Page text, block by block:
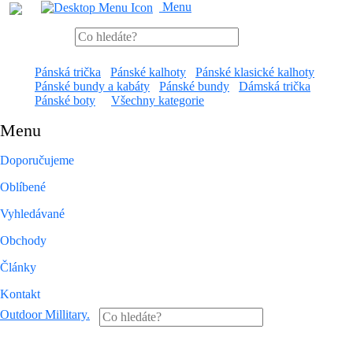
Menu
Pánská trička Pánské kalhoty
Pánské klasické kalhoty
Pánské bundy a kabáty
Pánské bundy
Dámská trička
Pánské boty
Všechny kategorie
Menu
Doporučujeme
Oblíbené
Vyhledávané
Obchody
Články
Kontakt
Outdoor Millitary.